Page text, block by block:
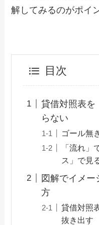
解してみるのがポイ
目次
貸借対照表を
らない
ゴール無
「流れ」
ス」で見
図解でイメー
方
貸借対照
抜き出す